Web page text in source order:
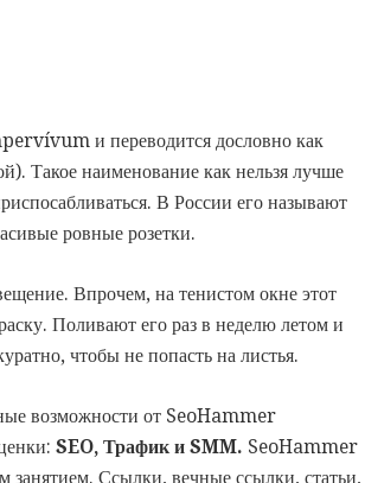
и переводится дословно как
Такое наименование как нельзя лучше
В России его называют
ровные розетки.
Впрочем, на тенистом окне этот
Поливают его раз в неделю летом и
чтобы не попасть на листья.
возможности от SeoHammer
SEO, Трафик и SMM. SeoHammer
занятием. Ссылки, вечные ссылки, статьи,